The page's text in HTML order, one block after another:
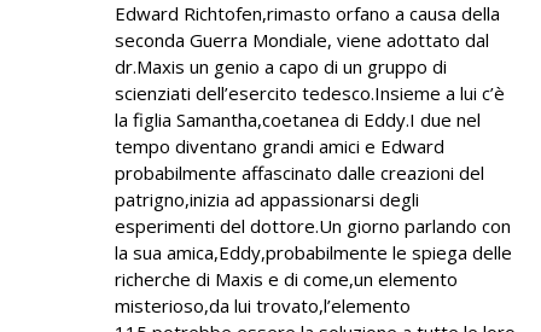
Edward Richtofen,rimasto orfano a causa della
seconda Guerra Mondiale, viene adottato dal
dr.Maxis un genio a capo di un gruppo di
scienziati dell’esercito tedesco.Insieme a lui c’è
la figlia Samantha,coetanea di Eddy.I due nel
tempo diventano grandi amici e Edward
probabilmente affascinato dalle creazioni del
patrigno,inizia ad appassionarsi degli
esperimenti del dottore.Un giorno parlando con
la sua amica,Eddy,probabilmente le spiega delle
richerche di Maxis e di come,un elemento
misterioso,da lui trovato,l’elemento